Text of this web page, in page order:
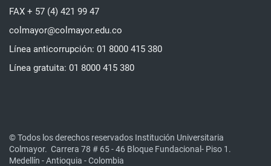
FAX + 57 (4) 421 99 47
colmayor@colmayor.edu.co
Línea anticorrupción: 01 8000 415 380
Línea gratuita: 01 8000 415 380
© Todos los derechos reservados Institución Universitaria
Colmayor. Carrera 78 # 65 - 46 Bloque Fundacional- Piso 1.
Medellín - Antioquia - Colombia